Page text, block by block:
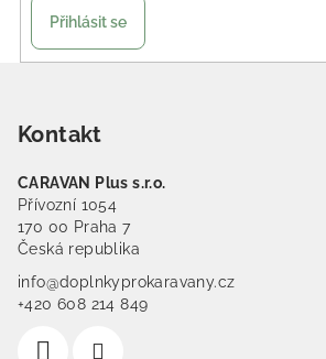
Přihlásit se
Kontakt
CARAVAN Plus s.r.o.
Přívozní 1054
170 00 Praha 7
Česká republika
info@doplnkyprokaravany.cz
+420 608 214 849